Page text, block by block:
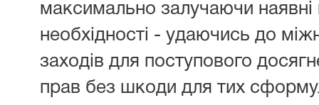
максимально залучаючи наявні
необхідності - удаючись до
заходів для поступового
прав без шкоди для тих